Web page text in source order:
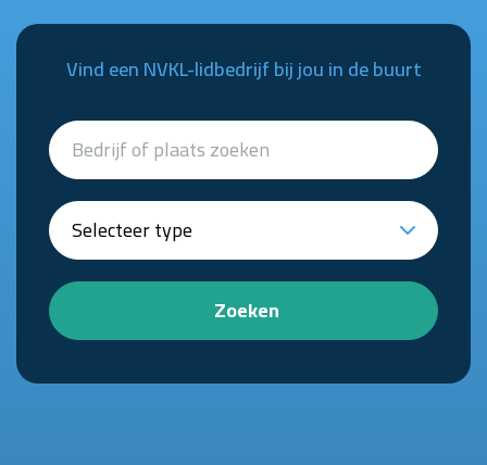
Vind een NVKL-lidbedrijf bij jou in de buurt
Zoeken